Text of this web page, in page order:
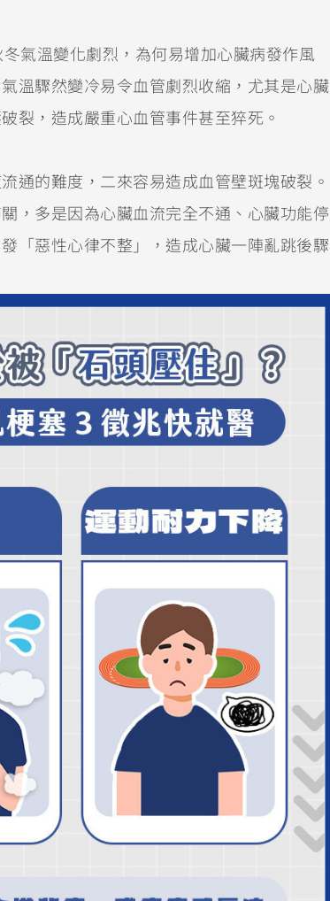
氣溫變化劇烈，為何易增加心臟病發作風
溫驟然變冷易令血管劇烈收縮，尤其是心臟
裂，造成嚴重心血管事件甚至猝死。
通的難度，二來容易造成血管壁斑塊破裂。
，多是因為心臟血流完全不通、心臟功能停
「惡性心律不整」，造成心臟一陣亂跳後驟